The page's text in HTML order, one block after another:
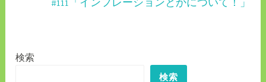
ー
#111「インフレーションとかについて！」
検索
検索